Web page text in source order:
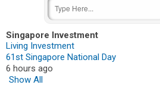
Singapore Investment
Living Investment
61st Singapore National Day
6 hours ago
Show All